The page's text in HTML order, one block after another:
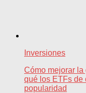
Inversiones
Cómo mejorar
qué los ETFs de
popularidad